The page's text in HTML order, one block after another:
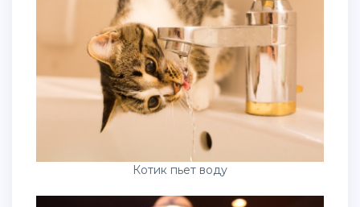
Котик пьет воду